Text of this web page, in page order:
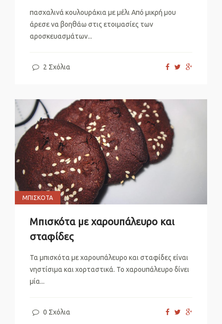
πασχαλινά κουλουράκια με μέλι Από μικρή μου
άρεσε να βοηθάω στις ετοιμασίες των
αροσκευασμάτων...
2 Σχόλια
ΜΠΙΣΚΌΤΑ
Μπισκότα με χαρουπάλευρο και
σταφίδες
Τα μπισκότα με χαρουπάλευρο και σταφίδες είναι
νηστίσιμα και χορταστικά. Το χαρουπάλευρο δίνει
μία...
0 Σχόλια